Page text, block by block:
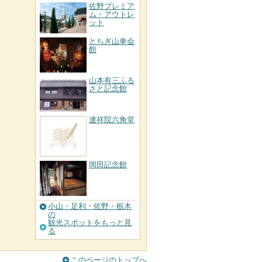
佐野プレミア
ム・アウトレ
ット
とちぎ山車会
館
山本有三ふる
さと記念館
連祥院六角堂
岡田記念館
小山・足利・佐野・栃木
の
観光スポットをもっと見
る
このページのトップへ